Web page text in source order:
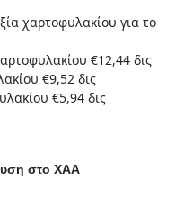
χαρτοφυλακίου για το
€12,44 δις
€9,52 δις
€5,94 δις
στο ΧΑΑ